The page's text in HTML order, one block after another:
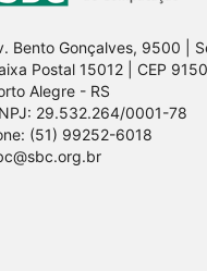
Bento Gonçalves, 9500 |
Postal 15012 | CEP
Alegre - RS
29.532.264/0001-78
(51) 99252-6018